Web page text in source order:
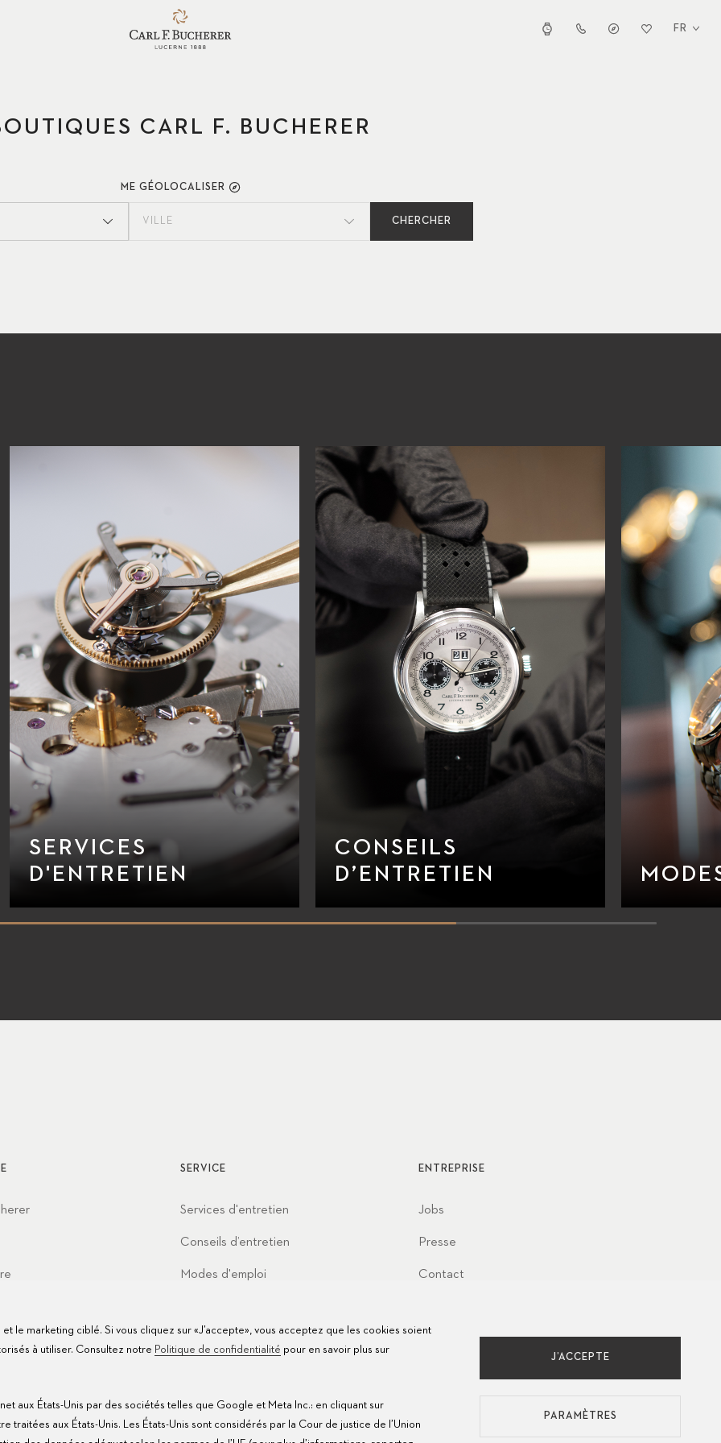
FR
CARL F. BUCHERER
ME GÉOLOCALISER
VILLE CHERCHER
SERVICES
D'ENTRETIEN
CONSEILS
D’ENTRETIEN
SERVICE
Services d'entretien
Conseils d’entretien
Modes d'emploi
Centres de service
ENTREPRISE
Jobs
Presse
Contact
le marketing ciblé. Si vous cliquez sur «J’accepte», vous acceptez que les cookies soient
à utiliser. Consultez notre Politique de confidentialité pour en savoir plus sur
aux États-Unis par des sociétés telles que Google et Meta Inc.: en cliquant sur
traitées aux États-Unis. Les États-Unis sont considérés par la Cour de justice de l’Union
J’ACCEPTE
PARAMÈTRES